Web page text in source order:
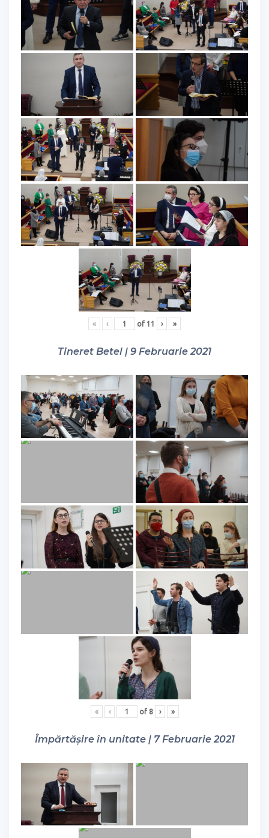
« ‹ of 11 › »
Tineret Betel | 9 Februarie 2021
« ‹ of 8 › »
Împărtășire în unitate | 7 Februarie 2021